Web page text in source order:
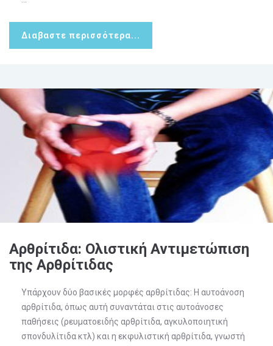
Διαβαστε περισσότερα...
Αρθρίτιδα: Ολιστική Αντιμετώπιση
της Αρθρίτιδας
Υπάρχουν δύο βασικές μορφές αρθρίτιδας: H αυτοάνοση
αρθρίτιδα, όπως αυτή συναντάται στις αυτοάνοσες
παθήσεις (ρευματοειδής αρθρίτιδα, αγκυλοποιητική
σπονδυλίτιδα κτλ) και η εκφυλιστική αρθρίτιδα, γνωστή